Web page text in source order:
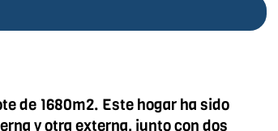
de 1680m2. Este hogar ha sido
y otra externa, junto con dos